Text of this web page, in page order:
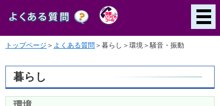
トップページ ＞ よくある質問 ＞ 暮らし＞環境＞騒音・振動
暮らし